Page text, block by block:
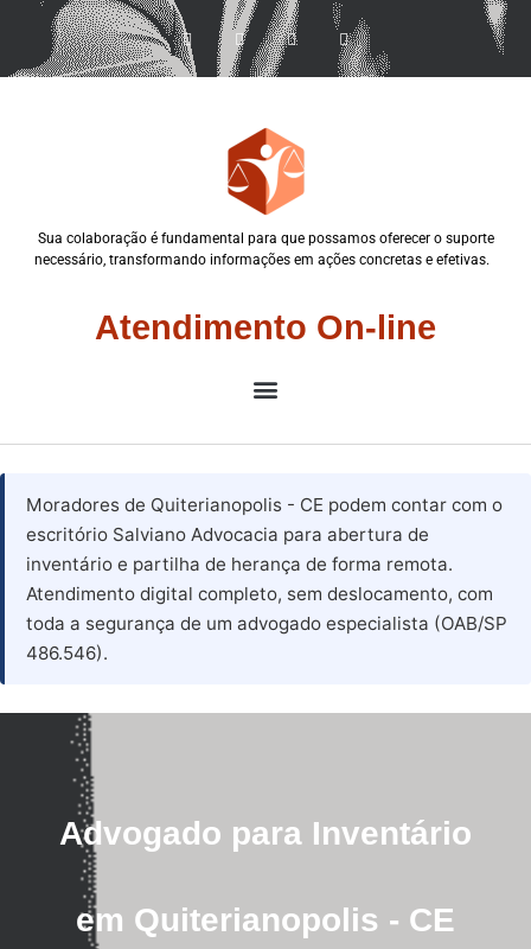
Sua colaboração é fundamental para que possamos oferecer o suporte
necessário, transformando informações em ações concretas e efetivas.
Atendimento On-line
Moradores de Quiterianopolis - CE podem contar com o
escritório Salviano Advocacia para abertura de
inventário e partilha de herança de forma remota.
Atendimento digital completo, sem deslocamento, com
toda a segurança de um advogado especialista (OAB/SP
486.546).
Advogado para Inventário
em Quiterianopolis - CE